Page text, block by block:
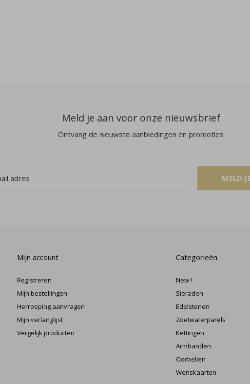
Meld je aan voor onze nieuwsbrief
Ontvang de nieuwste aanbiedingen en promoties
MELD
Mijn account
Registreren
Mijn bestellingen
Herroeping aanvragen
Mijn verlanglijst
Vergelijk producten
Categorieën
New !
Sieraden
Edelstenen
Zoetwaterparels
Kettingen
Armbanden
Oorbellen
Wenskaarten